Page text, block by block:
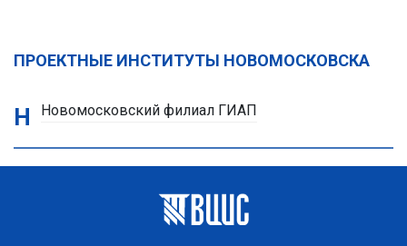
ПРОЕКТНЫЕ ИНСТИТУТЫ НОВОМОСКОВСКА
Н Новомосковский филиал ГИАП